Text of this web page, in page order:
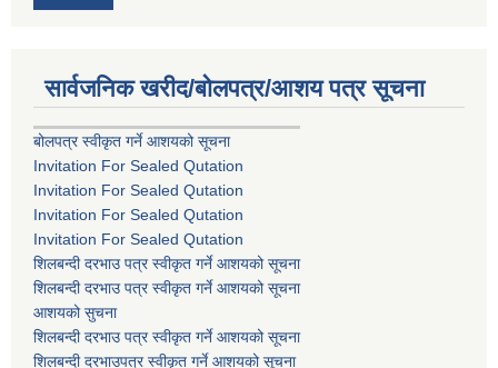
सार्वजनिक खरीद/बोलपत्र/आशय पत्र सूचना
बोलपत्र स्वीकृत गर्ने आशयको सूचना
Invitation For Sealed Qutation
Invitation For Sealed Qutation
Invitation For Sealed Qutation
Invitation For Sealed Qutation
शिलबन्दी दरभाउ पत्र स्वीकृत गर्ने आशयको सूचना
शिलबन्दी दरभाउ पत्र स्वीकृत गर्ने आशयको सूचना
आशयको सुचना
शिलबन्दी दरभाउ पत्र स्वीकृत गर्ने आशयको सूचना
शिलबन्दी दरभाउपत्र स्वीकृत गर्ने आशयको सूचना